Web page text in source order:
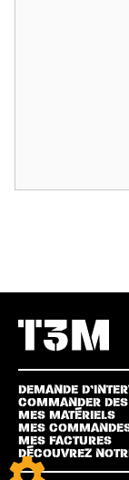
DEMANDE
COMMANDER
MES MATÉRIELS
MES
MES FACTURES
DÉCOUVREZ